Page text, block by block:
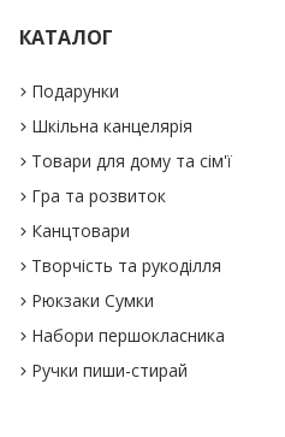
КАТАЛОГ
Подарунки
Шкільна канцелярія
Товари для дому та сім'ї
Гра та розвиток
Канцтовари
Творчість та рукоділля
Рюкзаки Сумки
Набори першокласника
Ручки пиши-стирай